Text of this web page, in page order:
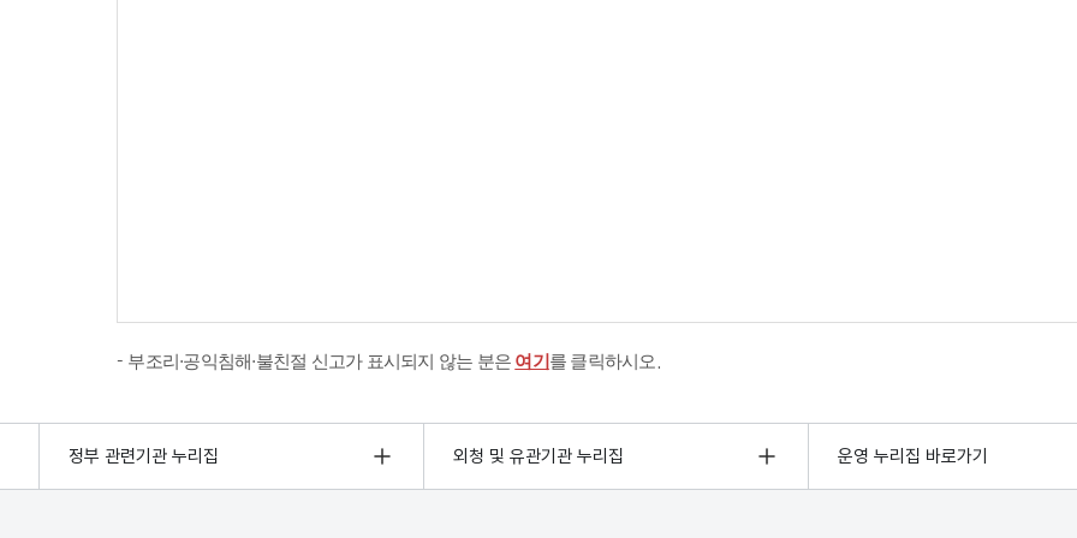
부조리·공익침해·불친절 신고가 표시되지 않는 분은 여기를 클릭하시오.
정부 관련기관 누리집 외청 및 유관기관 누리집 운영 누리집 바로가기